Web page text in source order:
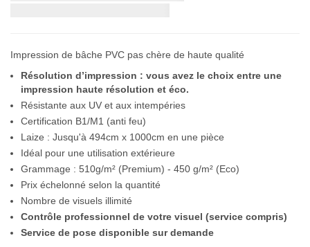
Impression de bâche PVC pas chère de haute qualité
Résolution d’impression : vous avez le choix entre une
impression haute résolution et éco.
Résistante aux UV et aux intempéries
Certification B1/M1 (anti feu)
Laize : Jusqu'à 494cm x 1000cm en une pièce
Idéal pour une utilisation extérieure
Grammage : 510g/m² (Premium) - 450 g/m² (Eco)
Prix échelonné selon la quantité
Nombre de visuels illimité
Contrôle professionnel de votre visuel (service compris)
Service de pose disponible sur demande